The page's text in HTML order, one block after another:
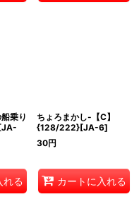
乗り
れる
ちょろまかし-【C】
{128/222}[JA-6]
30円
カートに入れる